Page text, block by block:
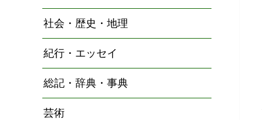
社会・歴史・地理
紀行・エッセイ
総記・辞典・事典
芸術